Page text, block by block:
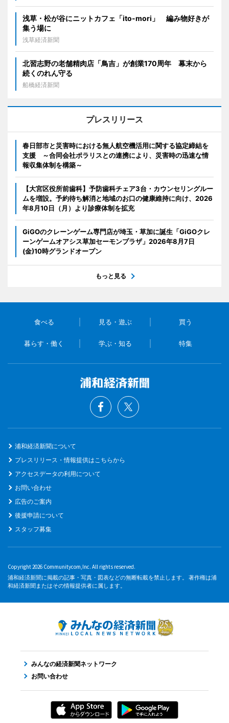
浅草・松が谷にニットカフェ「ito-mori」 編み物好きが
集う場に
浅草経済新聞
北習志野の老舗精肉店「鳥吉」が創業170周年 幕末から
続くのれん守る
船橋経済新聞
プレスリリース
春日部市と災害時における無人航空機活用に関する協定締結を
支援 ～合同会社ポラリスとの連携により、災害時の迅速な情
報収集体制を構築～
【大宮区役所前歯科】予防歯科チェア3台・カウンセリングルー
ムを増設。予約待ち解消と地域のお口の健康維持に向け、2026
年8月10日（月）より診療体制を拡充
GiGOのクレーンゲーム専門店が埼玉・草加に誕生「GiGOクレ
ーンゲームオアシス草加セーモンプラザ」2026年8月7日
(金)10時グランドオープン
もっと見る
食べる 見る・遊ぶ 買う
暮らす・働く 学ぶ・知る 特集
浦和経済新聞について
プレスリリース・情報提供はこちらから
アクセスデータの利用について
お問い合わせ
広告のご案内
後援申請について
スタッフ募集
Copyright 2026 Communitycom,Inc. All rights reserved.
浦和経済新聞に掲載の記事・写真・図表などの無断転載を禁止します。 著作権は浦
和経済新聞またはその情報提供者に属します。
みんなの経済新聞ネットワーク
お問い合わせ